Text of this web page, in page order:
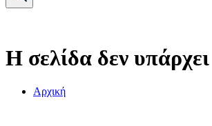
Η σελίδα δεν υπάρχει
Αρχική